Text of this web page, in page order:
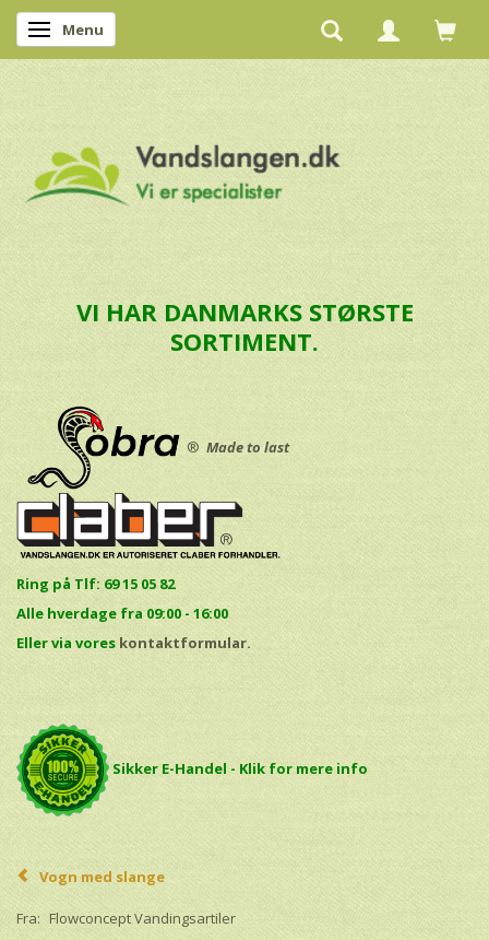
Skifte navigation
Menu
VI HAR DANMARKS STØRSTE
SORTIMENT.
® Made to last
Ring på Tlf: 69 15 05 82
Alle hverdage fra 09:00 - 16:00
Eller via vores kontaktformular.
Sikker E-Handel - Klik for mere info
Vogn med slange
Fra: Flowconcept Vandingsartiler